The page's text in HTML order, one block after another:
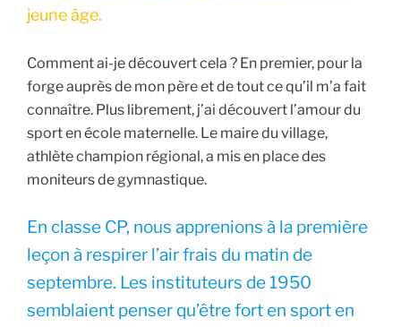
jeune âge.
Comment ai-je découvert cela ? En premier, pour la
forge auprès de mon père et de tout ce qu’il m’a fait
connaître. Plus librement, j’ai découvert l’amour du
sport en école maternelle. Le maire du village,
athlète champion régional, a mis en place des
moniteurs de gymnastique.
En classe CP, nous apprenions à la première
leçon à respirer l’air frais du matin de
septembre. Les instituteurs de 1950
semblaient penser qu’être fort en sport en